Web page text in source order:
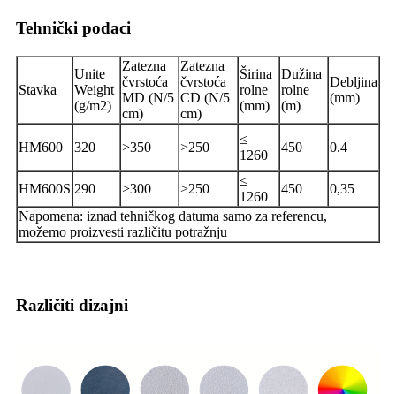
Tehnički podaci
Stavka
Unite
Weight
(g/m2)
Zatezna
čvrstoća
MD (N/5
cm)
Zatezna
čvrstoća
CD (N/5
cm)
Širina
rolne
(mm)
Dužina
rolne
(m)
Debljina
(mm)
HM600 320 >350 >250
≤
1260
450 0.4
HM600S 290 >300 >250
≤
1260
450
0,35
Napomena: iznad tehničkog datuma samo za referencu,
možemo proizvesti različitu potražnju
Različiti dizajni